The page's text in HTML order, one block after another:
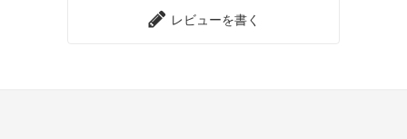
レビューを書く